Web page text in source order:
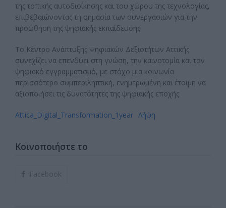
της τοπικής αυτοδιοίκησης και του χώρου της τεχνολογίας,
επιβεβαιώνοντας τη σημασία των συνεργασιών για την
προώθηση της ψηφιακής εκπαίδευσης.
Το Κέντρο Ανάπτυξης Ψηφιακών Δεξιοτήτων Αττικής
συνεχίζει να επενδύει στη γνώση, την καινοτομία και τον
ψηφιακό εγγραμματισμό, με στόχο μια κοινωνία
περισσότερο συμπεριληπτική, ενημερωμένη και έτοιμη να
αξιοποιήσει τις δυνατότητες της ψηφιακής εποχής.
Attica_Digital_Transformation_1year Λήψη
Κοινοποιήστε το
Facebook